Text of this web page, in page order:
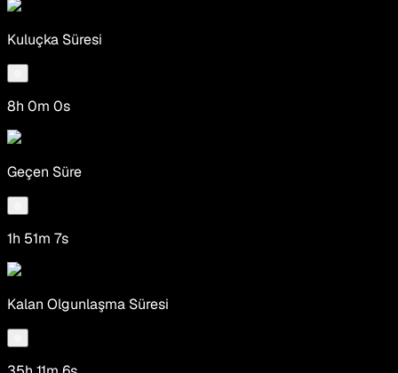
Kuluçka Süresi
8h 0m 0s
Geçen Süre
1h 51m 7s
Kalan Olgunlaşma Süresi